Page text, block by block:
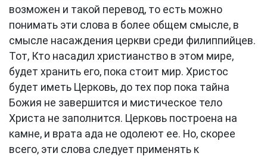
возможен и такой перевод, то есть можно
понимать эти слова в более общем смысле, в
смысле насаждения церкви среди филиппийцев.
Тот, Кто насадил христианство в этом мире,
будет хранить его, пока стоит мир. Христос
будет иметь Церковь, до тех пор пока тайна
Божия не завершится и мистическое тело
Христа не заполнится. Церковь построена на
камне, и врата ада не одолеют ее. Но, скорее
всего, эти слова следует применять к